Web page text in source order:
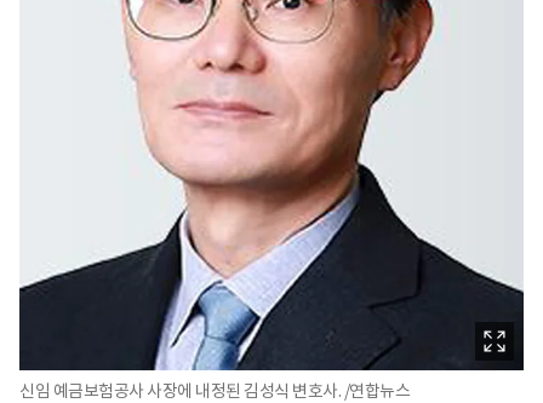
신임 예금보험공사 사장에 내정된 김성식 변호사. /연합뉴스